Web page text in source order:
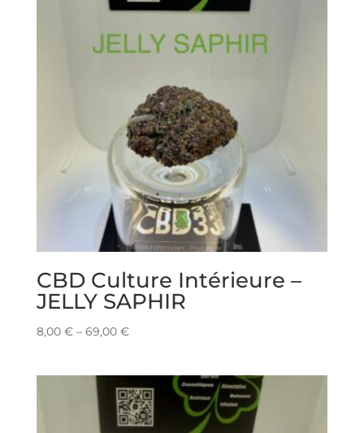
CBD Culture Intérieure –
JELLY SAPHIR
8,00 €– 69,00 €